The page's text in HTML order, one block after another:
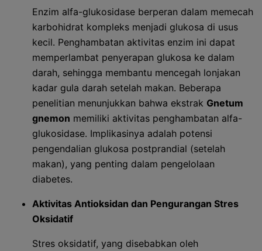
Enzim alfa-glukosidase berperan dalam memecah
karbohidrat kompleks menjadi glukosa di usus
kecil. Penghambatan aktivitas enzim ini dapat
memperlambat penyerapan glukosa ke dalam
darah, sehingga membantu mencegah lonjakan
kadar gula darah setelah makan. Beberapa
penelitian menunjukkan bahwa ekstrak Gnetum
gnemon memiliki aktivitas penghambatan alfa-
glukosidase. Implikasinya adalah potensi
pengendalian glukosa postprandial (setelah
makan), yang penting dalam pengelolaan
diabetes.
Aktivitas Antioksidan dan Pengurangan Stres
Oksidatif
Stres oksidatif, yang disebabkan oleh